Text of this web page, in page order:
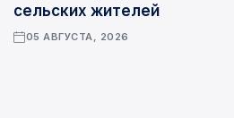
сельских жителей
05 АВГУСТА, 2026